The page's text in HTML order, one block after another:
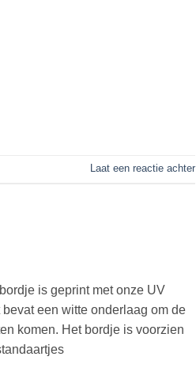
Laat een reactie achter
is geprint met onze UV
bevat een witte onderlaag om de
komen. Het bordje is voorzien